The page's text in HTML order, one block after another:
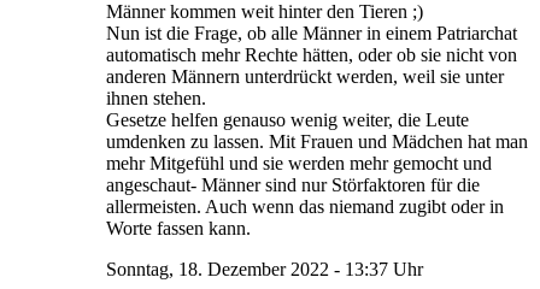
Männer kommen weit hinter den Tieren ;)
Nun ist die Frage, ob alle Männer in einem Patriarchat
automatisch mehr Rechte hätten, oder ob sie nicht von
anderen Männern unterdrückt werden, weil sie unter
ihnen stehen.
Gesetze helfen genauso wenig weiter, die Leute
umdenken zu lassen. Mit Frauen und Mädchen hat man
mehr Mitgefühl und sie werden mehr gemocht und
angeschaut- Männer sind nur Störfaktoren für die
allermeisten. Auch wenn das niemand zugibt oder in
Worte fassen kann.
Sonntag, 18. Dezember 2022 - 13:37 Uhr